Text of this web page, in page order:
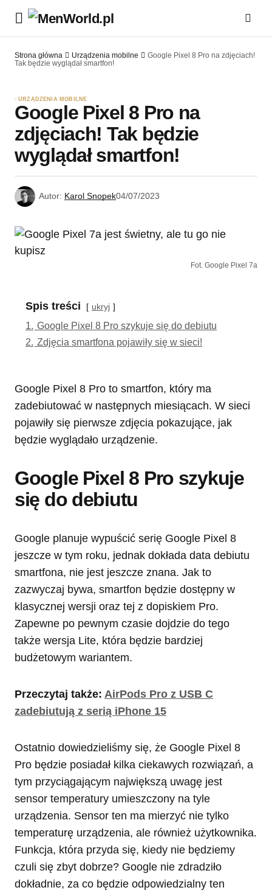
Strona główna Urządzenia mobilne
Google Pixel 8 Pro na zdjęciach!
Tak będzie wyglądał smartfon!
URZĄDZENIA MOBILNE
Google Pixel 8 Pro na
zdjęciach! Tak będzie
wyglądał smartfon!
Autor: Karol Snopek04/07/2023
Fot. Google Pixel 7a
Spis treści ukryj
1. Google Pixel 8 Pro szykuje się do debiutu
2. Zdjęcia smartfona pojawiły się w sieci!
Google Pixel 8 Pro to smartfon, który ma
zadebiutować w następnych miesiącach. W sieci
pojawiły się pierwsze zdjęcia pokazujące, jak
będzie wyglądało urządzenie.
Google Pixel 8 Pro szykuje
się do debiutu
Google planuje wypuścić serię Google Pixel 8
jeszcze w tym roku, jednak dokłada data debiutu
smartfona, nie jest jeszcze znana. Jak to
zazwyczaj bywa, smartfon będzie dostępny w
klasycznej wersji oraz tej z dopiskiem Pro.
Zapewne po pewnym czasie dojdzie do tego
także wersja Lite, która będzie bardziej
budżetowym wariantem.
Przeczytaj także: AirPods Pro z USB C
zadebiutują z serią iPhone 15
Ostatnio dowiedzieliśmy się, że Google Pixel 8
Pro będzie posiadał kilka ciekawych rozwiązań, a
tym przyciągającym największą uwagę jest
sensor temperatury umieszczony na tyle
urządzenia. Sensor ten ma mierzyć nie tylko
temperaturę urządzenia, ale również użytkownika.
Funkcja, która przyda się, kiedy nie będziemy
czuli się zbyt dobrze? Google nie zdradziło
dokładnie, za co będzie odpowiedzialny ten